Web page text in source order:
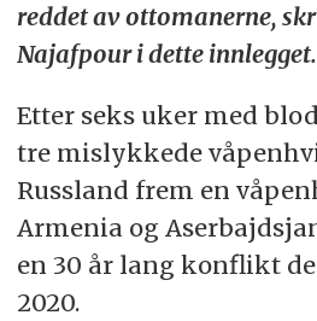
reddet av ottomanerne,
Najafpour i dette innlegget.
Etter seks uker med
tre mislykkede
Russland frem en
Armenia og
en 30 år lang konflikt
2020.